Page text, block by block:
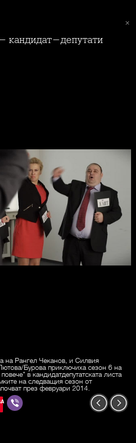
- кандидат-депутати
на Рангел Чеканов, и Силвия
Бурова приключиха сезон 6 на
в кандидатдепутатската листа
на следващия сезон от
през февруари 2014.